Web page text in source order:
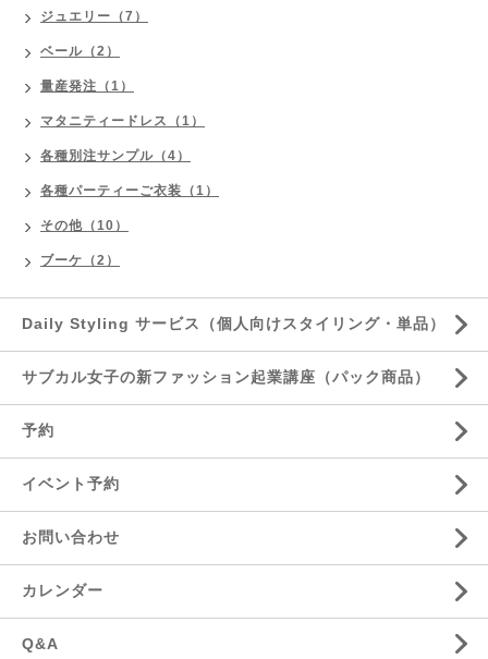
ジュエリー（7）
ベール（2）
量産発注（1）
マタニティードレス（1）
各種別注サンプル（4）
各種パーティーご衣装（1）
その他（10）
ブーケ（2）
Daily Styling サービス（個人向けスタイリング・単品）
サブカル女子の新ファッション起業講座（パック商品）
予約
イベント予約
お問い合わせ
カレンダー
Q&A